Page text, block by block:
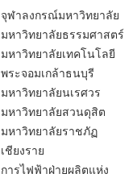
จุฬาลงกรณ์มหาวิทยาลัย
มหาวิทยาลัยธรรมศาสตร์
มหาวิทยาลัยเทคโนโลยี
พระจอมเกล้าธนบุรี
มหาวิทยาลัยนเรศวร
มหาวิทยาลัยสวนดุสิต
มหาวิทยาลัยราชภัฏ
เชียงราย
การไฟฟ้าฝ่ายผลิตแห่ง